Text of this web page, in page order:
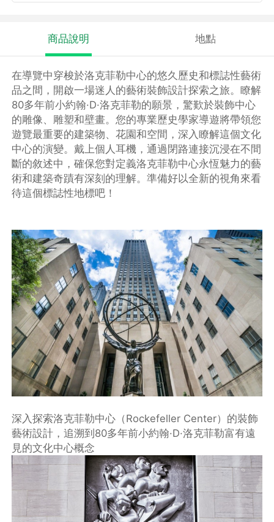
商品說明 地點
在導覽中穿梭於洛克菲勒中心的悠久歷史和標誌性藝術
品之間，開啟一場迷人的藝術裝飾設計探索之旅。瞭解
80多年前小約翰·D·洛克菲勒的願景，驚歎於裝飾中心
的雕像、雕塑和壁畫。您的專業歷史學家導遊將帶領您
遊覽最重要的建築物、花園和空間，深入瞭解這個文化
中心的演變。戴上個人耳機，通過閉路連接沉浸在不間
斷的敘述中，確保您對定義洛克菲勒中心永恆魅力的藝
術和建築奇蹟有深刻的理解。準備好以全新的視角來看
待這個標誌性地標吧！
深入探索洛克菲勒中心（Rockefeller Center）的裝飾
藝術設計，追溯到80多年前小約翰·D·洛克菲勒富有遠
見的文化中心概念